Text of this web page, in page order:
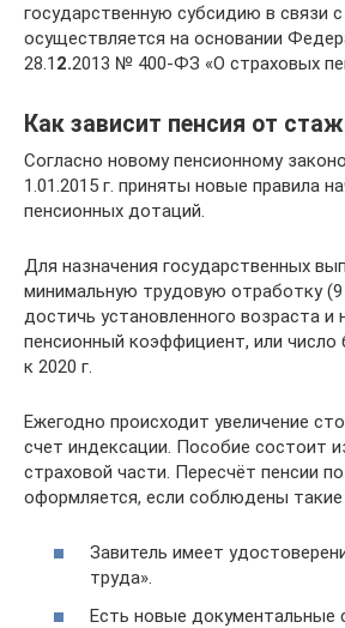
государственную субсидию в связи
осуществляется на основании
28.1 2.2013 № 400-ФЗ «О страховых
Как зависит пенсия от
Согласно новому пенсионному
1.01.2015 г. приняты новые правила
пенсионных дотаций.
Для назначения государственных
минимальную трудовую отработку (9
достичь установленного возраста и
пенсионный коэффициент, или число
к 2020 г.
Ежегодно происходит увеличение
счет индексации. Пособие состоит
страховой части. Пересчёт пенсии
оформляется, если соблюдены такие
Завитель имеет
труда».
Есть новые документальные